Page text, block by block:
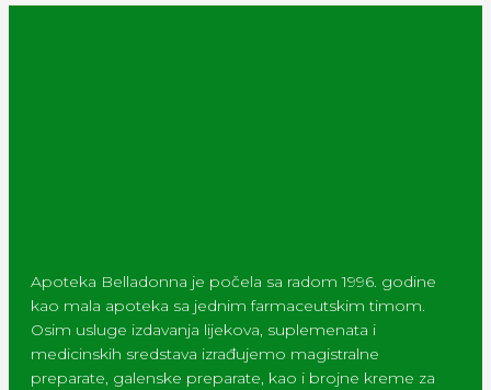
Apoteka Belladonna je počela sa radom 1996. godine
kao mala apoteka sa jednim farmaceutskim timom.
Osim usluge izdavanja lijekova, suplemenata i
medicinskih sredstava izrađujemo magistralne
preparate, galenske preparate, kao i brojne kreme za